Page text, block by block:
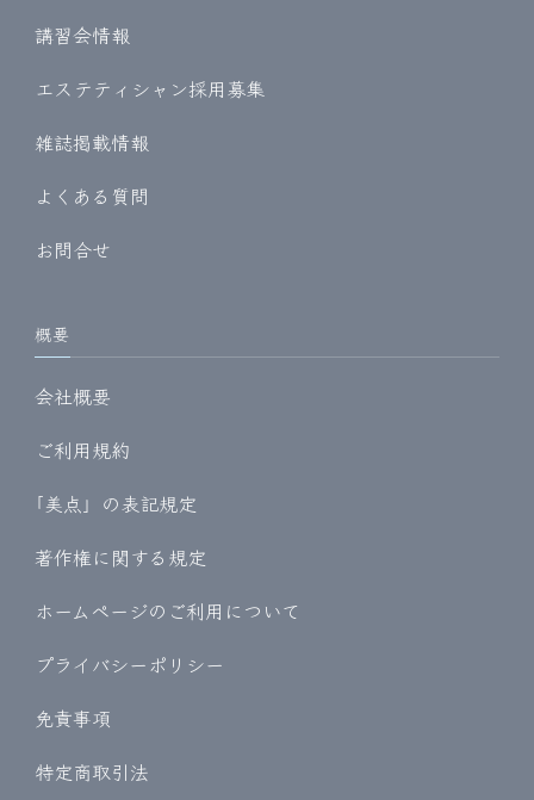
講習会情報
エステティシャン採用募集
雑誌掲載情報
よくある質問
お問合せ
概要
会社概要
ご利用規約
｢美点」の表記規定
著作権に関する規定
ホームページのご利用について
プライバシーポリシー
免責事項
特定商取引法